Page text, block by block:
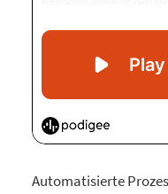
Automatisierte